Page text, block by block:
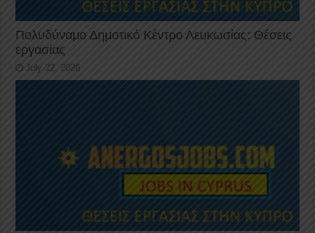
Πολυδύναμο Δημοτικό Κέντρο Λευκωσίας: Θέσεις
εργασίας
July 22, 2026